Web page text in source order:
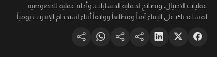
عمليات الاحتيال، ونصائح لحماية الحسابات، وأدلة عملية للخصوصية
لمساعدتك على البقاء آمناً ومطلعاً وواثقاً أثناء استخدام الإنترنت يومياً.